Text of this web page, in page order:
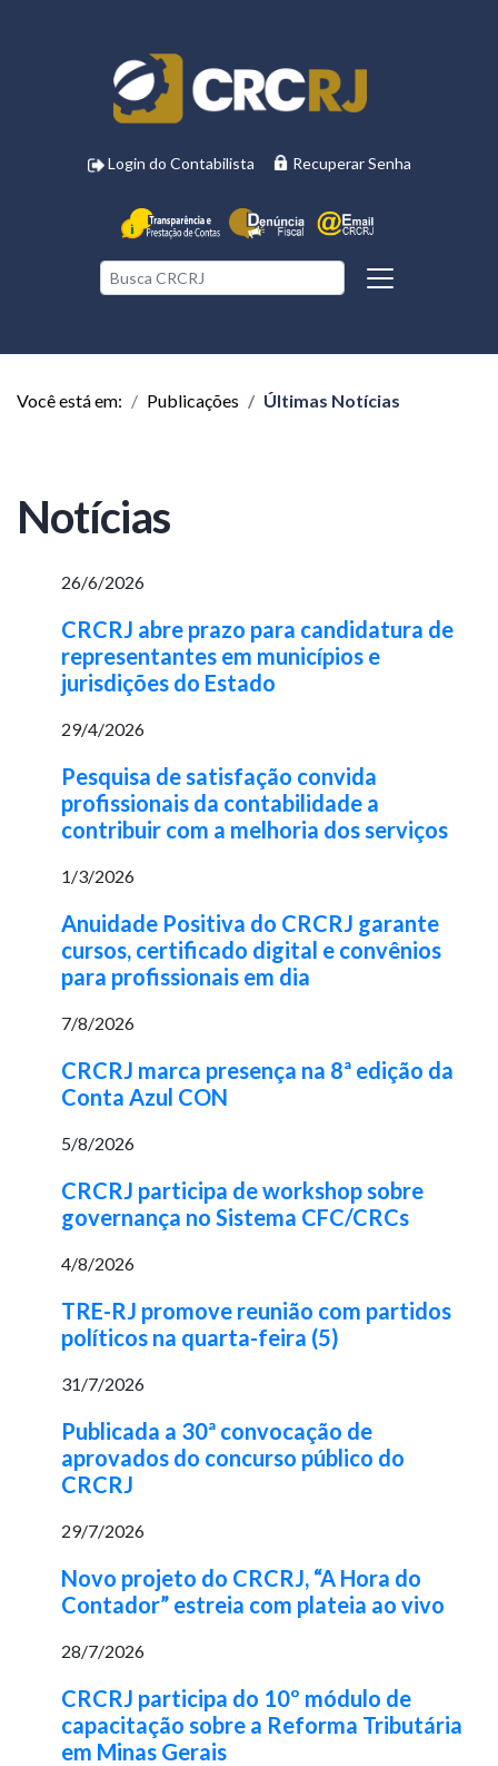
Login do Contabilista Recuperar Senha
Você está em: Publicações Últimas Notícias
Notícias
26/6/2026
CRCRJ abre prazo para candidatura de
representantes em municípios e
jurisdições do Estado
29/4/2026
Pesquisa de satisfação convida
profissionais da contabilidade a
contribuir com a melhoria dos serviços
1/3/2026
Anuidade Positiva do CRCRJ garante
cursos, certificado digital e convênios
para profissionais em dia
7/8/2026
CRCRJ marca presença na 8ª edição da
Conta Azul CON
5/8/2026
CRCRJ participa de workshop sobre
governança no Sistema CFC/CRCs
4/8/2026
TRE-RJ promove reunião com partidos
políticos na quarta-feira (5)
31/7/2026
Publicada a 30ª convocação de
aprovados do concurso público do
CRCRJ
29/7/2026
Novo projeto do CRCRJ, “A Hora do
Contador” estreia com plateia ao vivo
28/7/2026
CRCRJ participa do 10º módulo de
capacitação sobre a Reforma Tributária
em Minas Gerais